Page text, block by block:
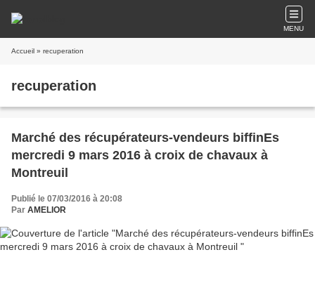
MENU
Accueil » recuperation
recuperation
Marché des récupérateurs-vendeurs biffinEs
mercredi 9 mars 2016 à croix de chavaux à
Montreuil
Publié le 07/03/2016 à 20:08
Par AMELIOR